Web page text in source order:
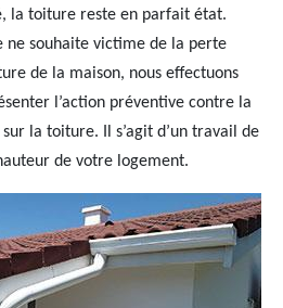
la toiture reste en parfait état.
ne souhaite victime de la perte
de la maison, nous effectuons
l’action préventive contre la
la toiture. Il s’agit d’un travail de
de votre logement.